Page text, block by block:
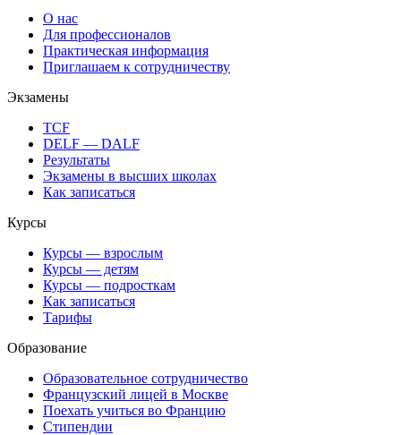
О нас
Для профессионалов
Практическая информация
Приглашаем к сотрудничеству
Экзамены
TCF
DELF — DALF
Результаты
Экзамены в высших школах
Как записаться
Курсы
Курсы — взрослым
Курсы — детям
Курсы — подросткам
Как записаться
Тарифы
Образование
Образовательное сотрудничество
Французский лицей в Москве
Поехать учиться во Францию
Стипендии